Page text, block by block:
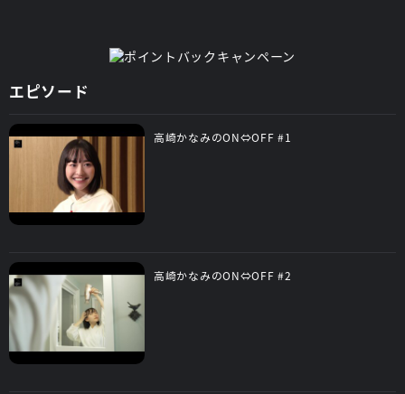
エピソード
高崎かなみのON⇔OFF #1
高崎かなみのON⇔OFF #2